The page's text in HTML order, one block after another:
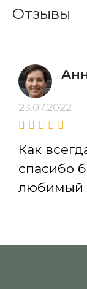
Отзывы
23.07.2022
Как
спасибо
любимый